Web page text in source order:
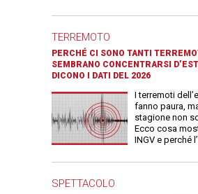
TERREMOTO
PERCHÉ CI SONO TANTI
SEMBRANO CONCENTRARSI
DICONO I DATI DEL 2026
I terremoti
fanno paura,
stagione non
Ecco cosa
INGV e perché
SPETTACOLO